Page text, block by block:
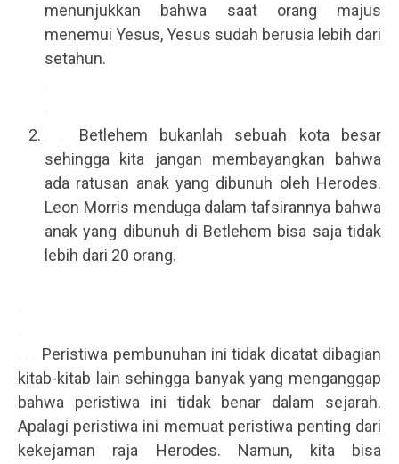
menunjukkan bahwa saat orang majus
menemui Yesus, Yesus sudah berusia lebih dari
setahun.
.
.
. . .Betlehem bukanlah sebuah kota besar
sehingga kita jangan membayangkan bahwa
ada ratusan anak yang dibunuh oleh Herodes.
Leon Morris menduga dalam tafsirannya bahwa
anak yang dibunuh di Betlehem bisa saja tidak
lebih dari 20 orang.
.
.
. . . Peristiwa pembunuhan ini tidak dicatat dibagian
kitab-kitab lain sehingga banyak yang menganggap
bahwa peristiwa ini tidak benar dalam sejarah.
Apalagi peristiwa ini memuat peristiwa penting dari
kekejaman raja Herodes. Namun, kita bisa